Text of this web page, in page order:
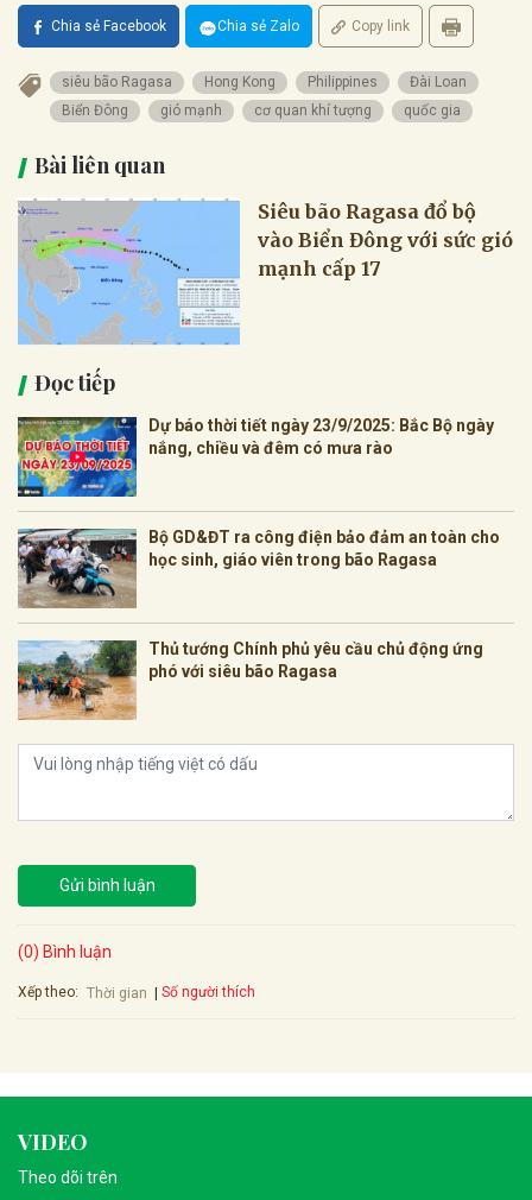
Chia sẻ Facebook Chia sẻ Zalo Copy link
siêu bão Ragasa Hong Kong Philippines
Đài Loan
Biển Đông
gió mạnh cơ quan khí tượng quốc gia
Bài liên quan
Siêu bão Ragasa đổ bộ
vào Biển Đông với sức gió
mạnh cấp 17
Đọc tiếp
Dự báo thời tiết ngày 23/9/2025: Bắc Bộ ngày
nắng, chiều và đêm có mưa rào
Bộ GD&ĐT ra công điện bảo đảm an toàn cho
học sinh, giáo viên trong bão Ragasa
Thủ tướng Chính phủ yêu cầu chủ động ứng
phó với siêu bão Ragasa
Gửi bình luận
(0) Bình luận
Xếp theo: Thời gian Số người thích
VIDEO
Theo dõi trên